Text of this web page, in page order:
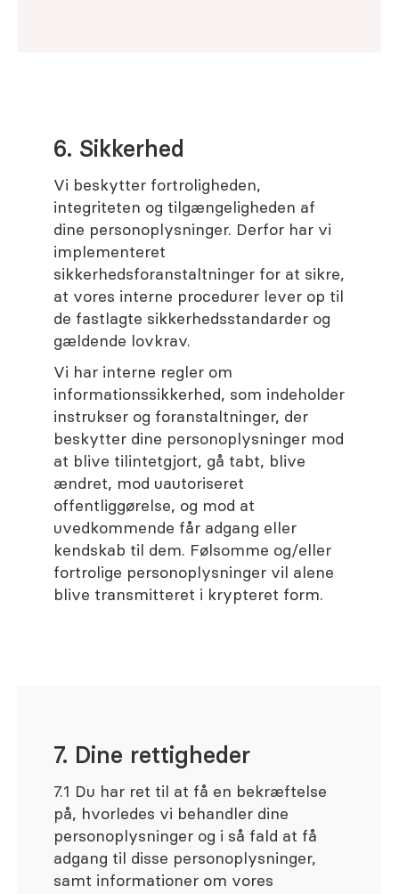
6. Sikkerhed
Vi beskytter fortroligheden,
integriteten og tilgængeligheden af
dine personoplysninger. Derfor har vi
implementeret
sikkerhedsforanstaltninger for at sikre,
at vores interne procedurer lever op til
de fastlagte sikkerhedsstandarder og
gældende lovkrav.
Vi har interne regler om
informationssikkerhed, som indeholder
instrukser og foranstaltninger, der
beskytter dine personoplysninger mod
at blive tilintetgjort, gå tabt, blive
ændret, mod uautoriseret
offentliggørelse, og mod at
uvedkommende får adgang eller
kendskab til dem. Følsomme og/eller
fortrolige personoplysninger vil alene
blive transmitteret i krypteret form.
7. Dine rettigheder
7.1 Du har ret til at få en bekræftelse
på, hvorledes vi behandler dine
personoplysninger og i så fald at få
adgang til disse personoplysninger,
samt informationer om vores